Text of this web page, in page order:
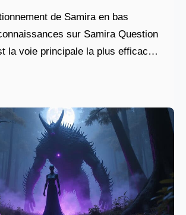
de Samira en bas
sur Samira Question
la voie principale la plus efficace